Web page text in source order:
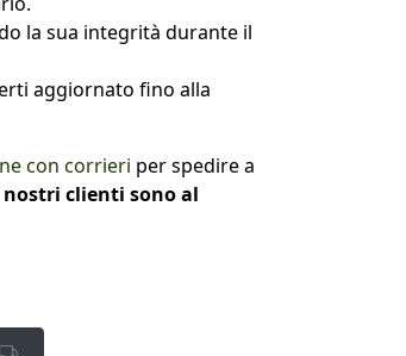
la sua integrità durante il
aggiornato fino alla
con corrieri per spedire a
nostri clienti sono al